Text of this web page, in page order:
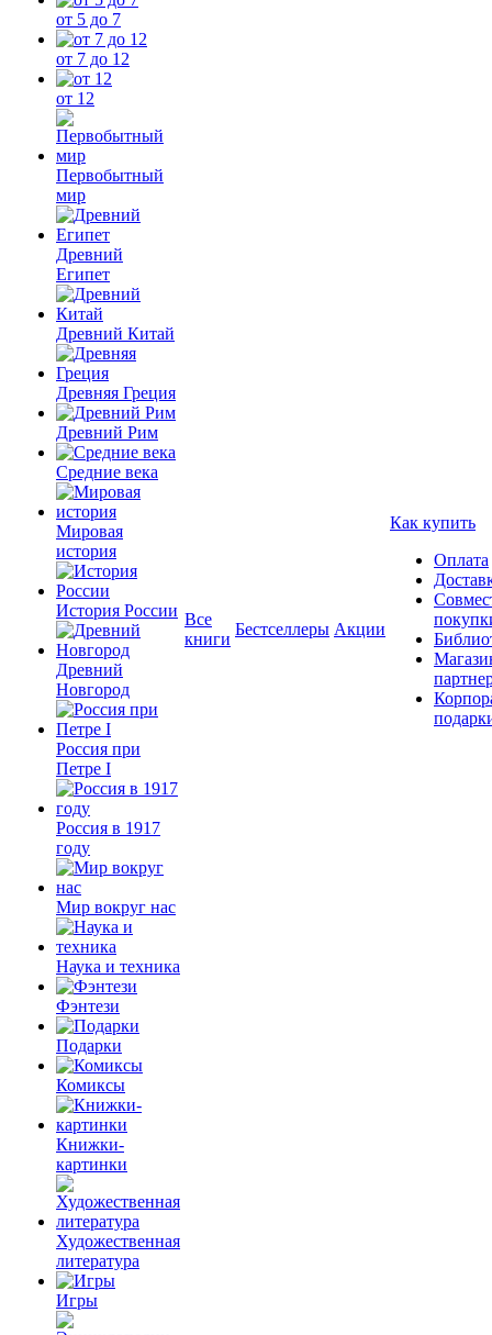
от 5 до 7
от 7 до 12
от 12
Первобытный
мир
Древний
Египет
Древний Китай
Древняя Греция
Древний Рим
Средние века
Мировая
история
История России
Древний
Новгород
Россия при
Петре I
Россия в 1917
году
Мир вокруг нас
Наука и техника
Фэнтези
Подарки
Комиксы
Книжки-
картинки
Художественная
литература
Игры
Все
книги
Бестселлеры Акции
Как купить
Оплата